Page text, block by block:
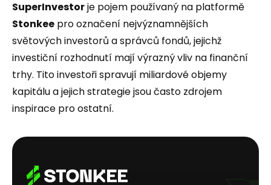
SuperInvestorje pojem používaný na platformě
Stonkee pro označení nejvýznamnějších
světových investorů a správců fondů, jejichž
investiční rozhodnutí mají výrazný vliv na finanční
trhy. Tito investoři spravují miliardové objemy
kapitálu a jejich strategie jsou často zdrojem
inspirace pro ostatní.